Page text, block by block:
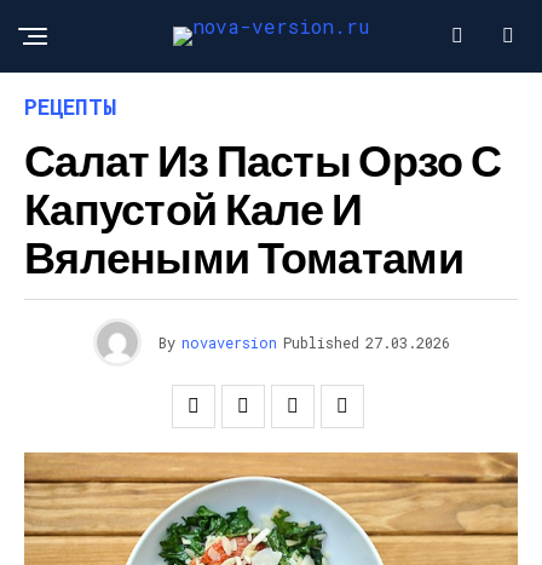
РЕЦЕПТЫ
Салат Из Пасты Орзо С
Капустой Кале И
Вялеными Томатами
By novaversion Published 27.03.2026